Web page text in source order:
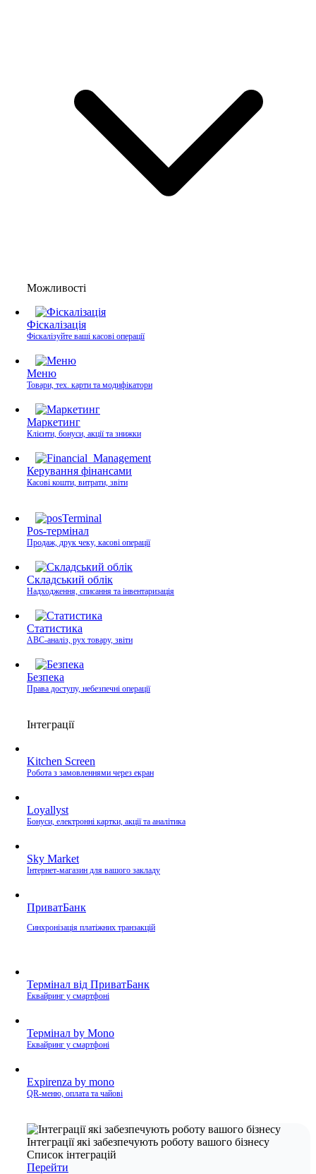
Можливості
Фіскалізація
Фіскалізуйте ваші касові операції
Меню
Товари, тех. карти та модифікатори
Маркетинг
Клієнти, бонуси, акції та знижки
Керування фінансами
Касові кошти, витрати, звіти
Pos-термінал
Продаж, друк чеку, касові операції
Складський облік
Надходження, списання та інвентаризація
Статистика
ABC-аналіз, рух товару, звіти
Безпека
Права доступу, небезпечні операції
Інтеграції
Kitchen Screen
Робота з замовленнями через екран
Loyallyst
Бонуси, електронні картки, акції та аналітика
Sky Market
Інтернет-магазин для вашого закладу
ПриватБанк
Синхронізація платіжних транзакцій
Термінал від ПриватБанк
Еквайринг у смартфоні
Термінал by Mono
Еквайринг у смартфоні
Expirenza by mono
QR-меню, оплата та чайові
Інтеграції які забезпечують роботу вашого бізнесу
Список інтеграцій
Перейти